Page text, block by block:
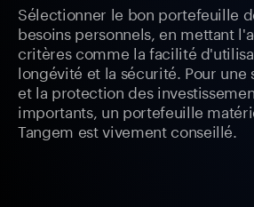
Sélectionner le bon portefeuille
besoins personnels, en mettant
critères comme la facilité
longévité et la sécurité. Pour
et la protection des
importants, un portefeuille
Tangem est vivement conseillé.